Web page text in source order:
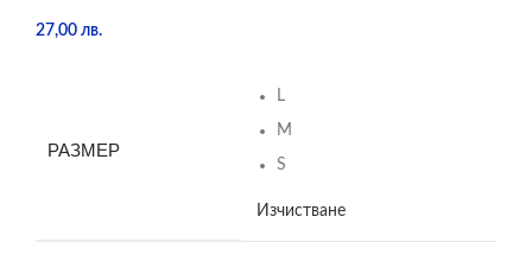
27,00 лв.
РАЗМЕР
L
M
S
Изчистване